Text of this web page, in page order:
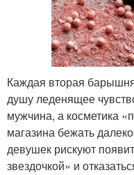
Каждая вторая
душу леденящее
мужчина, а косметика
магазина бежать
девушек рискуют
звездочкой» и